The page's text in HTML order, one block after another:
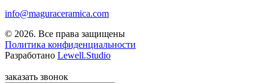
info@maguraceramica.com
© 2026. Все права защищены
Политика конфиденциальности
Разработано Lewell.Studio
заказать звонок